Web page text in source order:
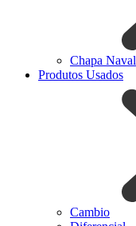
Chapa Naval
Produtos Usados
Cambio